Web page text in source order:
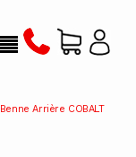
Benne Arrière COBALT